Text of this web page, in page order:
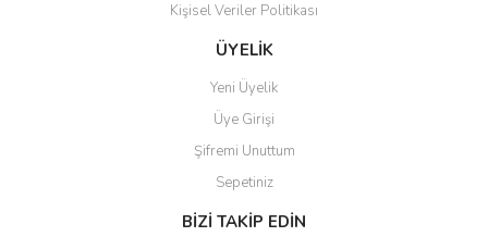
Kişisel Veriler Politikası
ÜYELİK
Yeni Üyelik
Üye Girişi
Şifremi Unuttum
Sepetiniz
BİZİ TAKİP EDİN